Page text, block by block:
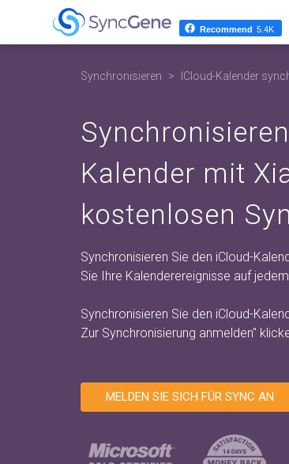
Synchronisieren ICloud-Kalender
Kalender mit
kostenlosen
Synchronisieren Sie den iCloud-
Sie Ihre Kalenderereignisse auf
Synchronisieren Sie den iCloud-
Zur Synchronisierung anmelden"
MELDEN SIE SICH FÜR SYNC AN
Recommend 5.4K